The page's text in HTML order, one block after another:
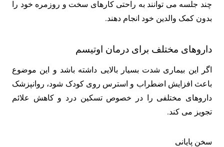
چند جلسه می توانند به راحتی کارهای سخت و روزمره خود را
بدون کمک والدین خود انجام دهند.
داروهای مختلف برای درمان اوتیسم
اگر این بیماری شدت بسیار بالایی داشته باشد و این موضوع
باعث افزایش اضطراب و استرس روی کودک شود، روانپزشک
داروهای مختلفی را در خصوص تسکین درد و کاهش علائم
تجویز می کند.
سخن پایانی